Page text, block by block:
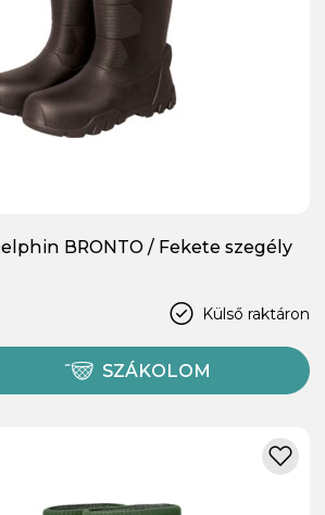
BRONTO / Fekete szegély
Külső raktáron
SZÁKOLOM